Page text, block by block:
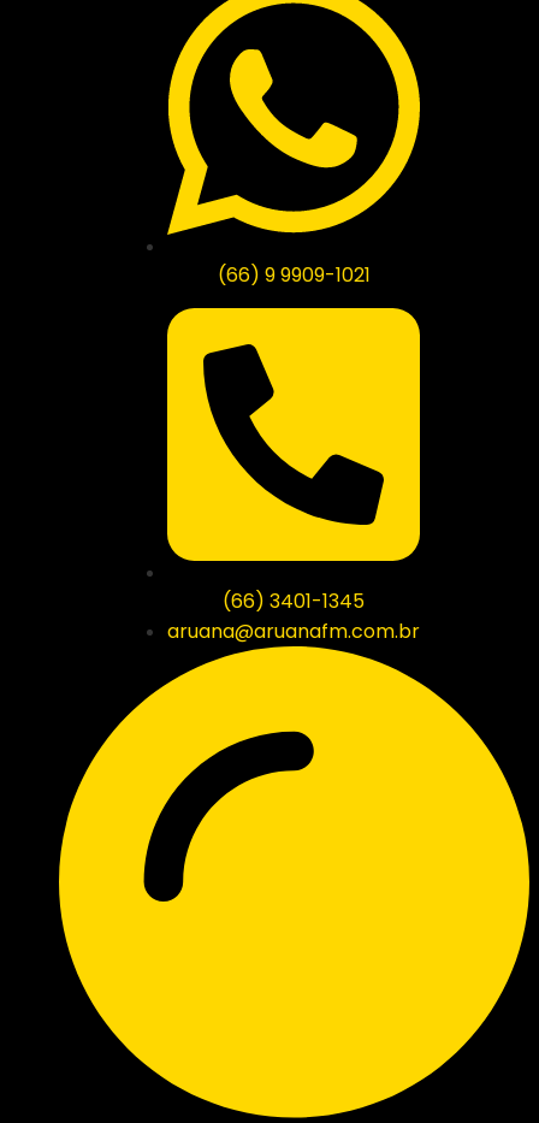
(66) 9 9909-1021
(66) 3401-1345
aruana@aruanafm.com.br